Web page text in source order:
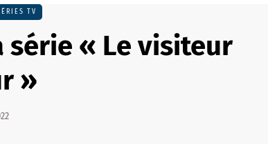
TV
série « Le visiteur
»